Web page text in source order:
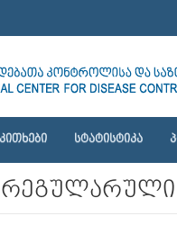
ᲡᲢᲐᲢᲘᲡᲢᲘᲙᲐ